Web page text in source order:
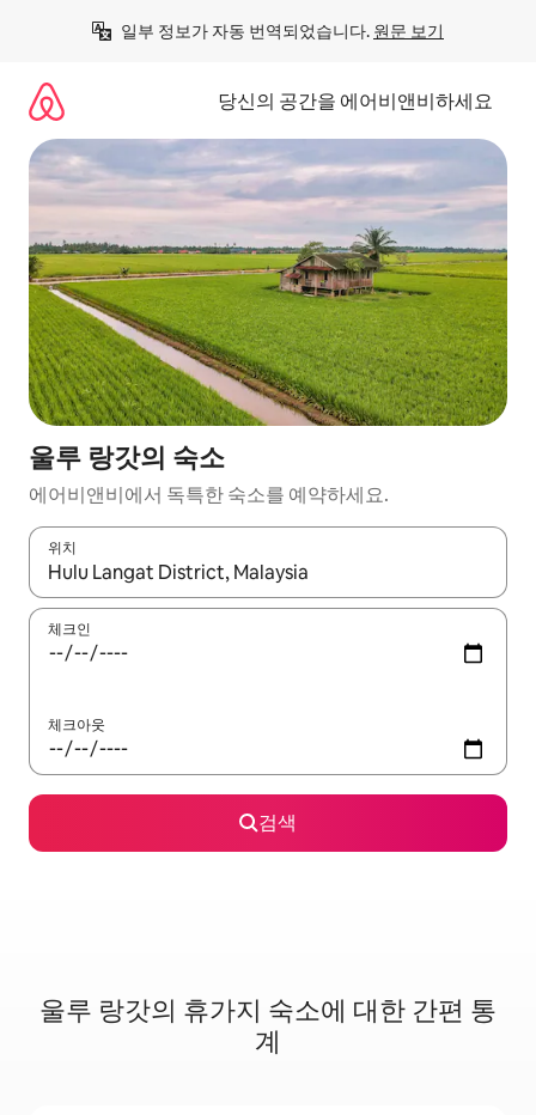
일부 정보가 자동 번역되었습니다. 원문 보기
당신의 공간을 에어비앤비하세요
울루 랑갓의 숙소
에어비앤비에서 독특한 숙소를 예약하세요.
위치
결과가 나오면 위·아래 화살표 키를 사용하거나 터치 또는 스와이
체크인
체크아웃
검색
울루 랑갓의 휴가지 숙소에 대한 간편 통
계